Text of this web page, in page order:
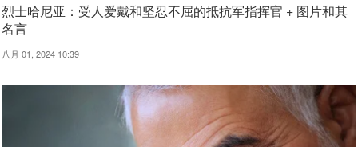
烈士哈尼亚：受人爱戴和坚忍不屈的抵抗军指挥官 + 图片和其
名言
八月 01, 2024 10:39